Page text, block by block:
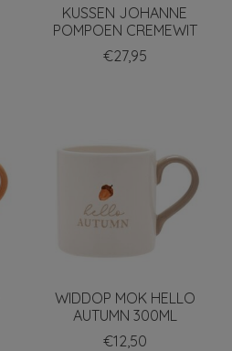
KUSSEN JOHANNE
POMPOEN CREMEWIT
€27,95
WIDDOP MOK HELLO
AUTUMN 300ML
€12,50